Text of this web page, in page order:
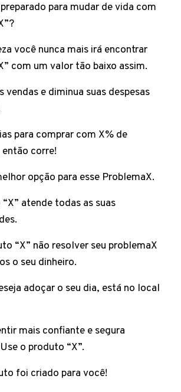
para mudar de vida com
você nunca mais irá encontrar
com um valor tão baixo assim.
vendas e diminua suas despesas
para comprar com X% de
corre!
opção para esse ProblemaX.
atende todas as suas
“X” não resolver seu problemaX
o seu dinheiro.
adoçar o seu dia, está no local
mais confiante e segura
o produto “X”.
foi criado para você!